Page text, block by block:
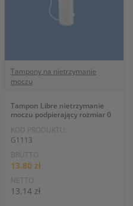
Tampony na nietrzymanie
moczu
Tampon Libre nietrzymanie
moczu podpierający rozmiar 0
KOD PRODUKTU:
G1113
BRUTTO
13.80 zł
NETTO
13.14 zł